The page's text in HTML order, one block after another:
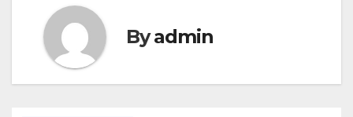
Byadmin